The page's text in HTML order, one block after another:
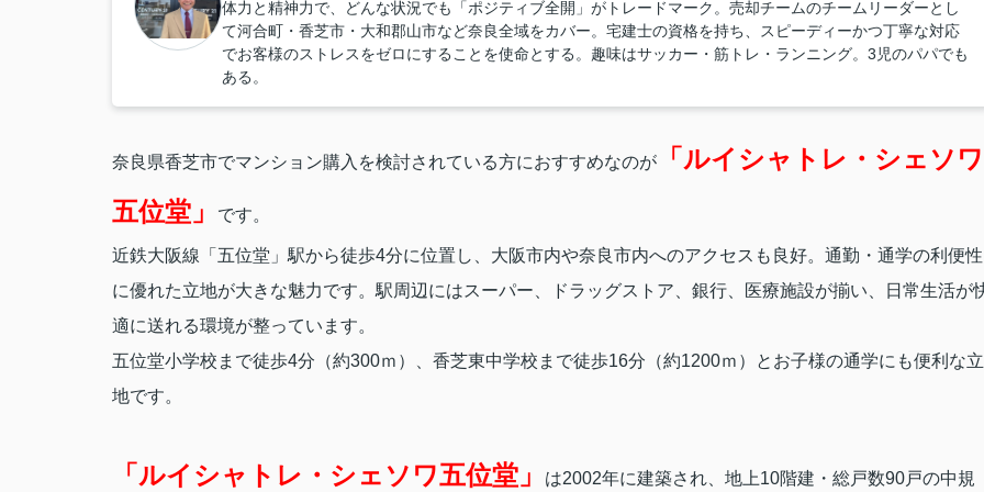
体力と精神力で、どんな状況でも「ポジティブ全開」がトレードマーク。売却チームのチームリーダーとし
て河合町・香芝市・大和郡山市など奈良全域をカバー。宅建士の資格を持ち、スピーディーかつ丁寧な対応
でお客様のストレスをゼロにすることを使命とする。趣味はサッカー・筋トレ・ランニング。3児のパパでも
ある。
奈良県香芝市でマンション購入を検討されている方におすすめなのが
「ルイシャトレ・シェソワ
五位堂」
です。
近鉄大阪線「五位堂」駅から徒歩4分に位置し、大阪市内や奈良市内へのアクセスも良好。通勤・通学の利便性
に優れた立地が大きな魅力です。駅周辺にはスーパー、ドラッグストア、銀行、医療施設が揃い、日常生活が
適に送れる環境が整っています。
五位堂小学校まで徒歩4分（約300ｍ）、香芝東中学校まで徒歩16分（約1200ｍ）とお子様の通学にも便利な立
地です。
「ルイシャトレ・シェソワ五位堂」 は2002年に建築され、地上10階建・総戸数90戸の中規